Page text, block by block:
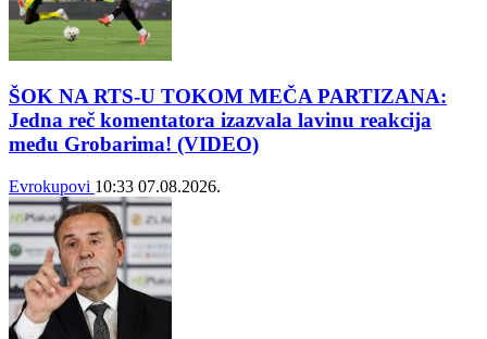
ŠOK NA RTS-U TOKOM MEČA PARTIZANA:
Jedna reč komentatora izazvala lavinu reakcija
među Grobarima! (VIDEO)
Evrokupovi 10:33 07.08.2026.